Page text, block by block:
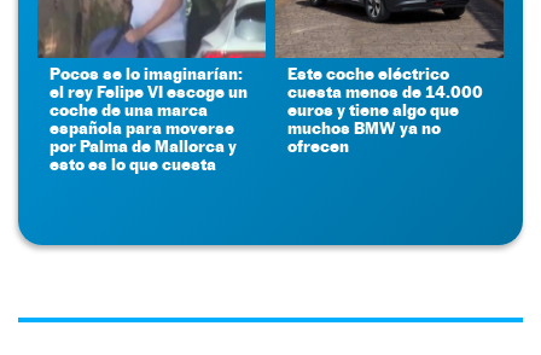
Pocos se lo imaginarían:
el rey Felipe VI escoge un
coche de una marca
española para moverse
por Palma de Mallorca y
esto es lo que cuesta
Este coche eléctrico
cuesta menos de 14.000
euros y tiene algo que
muchos BMW ya no
ofrecen